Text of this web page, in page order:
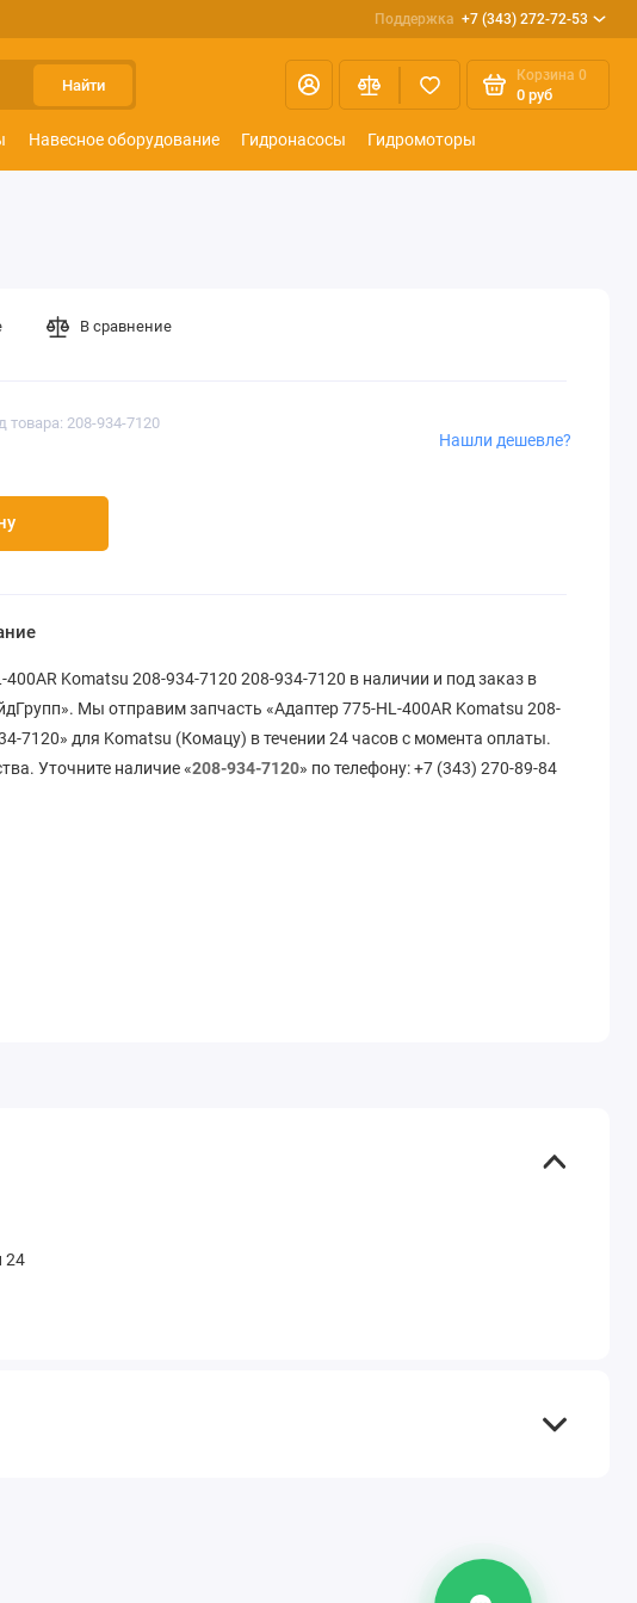
Поддержка +7 (343) 272-72-53
Найти
Корзина 0
0 руб
Навесное оборудование Гидронасосы Гидромоторы
товара: 208-934-7120
Нашли дешевле?
В сравнение
400AR Komatsu 208-934-7120 208-934-7120 в наличии и под заказ в
Мы отправим запчасть «Адаптер 775-HL-400AR Komatsu 208-
7120» для Komatsu (Комацу) в течении 24 часов с момента оплаты.
Уточните наличие «208-934-7120» по телефону: +7 (343) 270-89-84
24